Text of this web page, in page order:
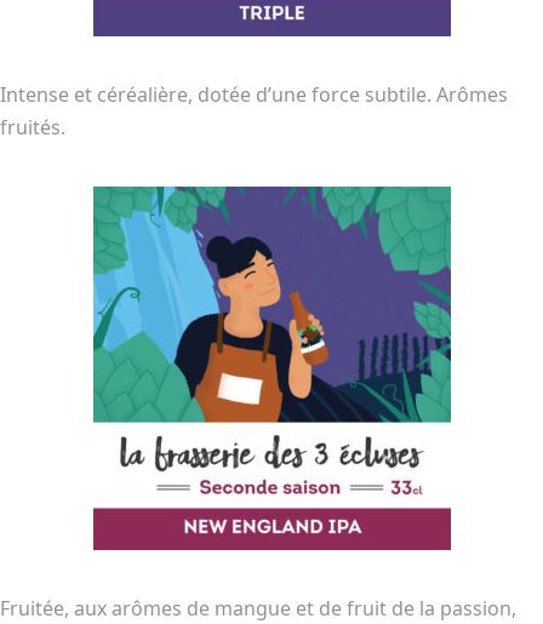
Intense et céréalière, dotée d’une force subtile. Arômes
fruités.
Fruitée, aux arômes de mangue et de fruit de la passion,